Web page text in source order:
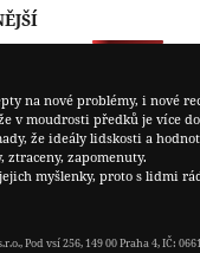
na nové problémy, i nové
v moudrosti předků je více
že ideály lidskosti a
ztraceny, zapomenuty.
myšlenky, proto s lidmi
Pod vsí 256, 149 00 Praha 4, IČ: